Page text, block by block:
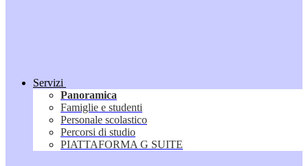
Servizi
Panoramica
Famiglie e studenti
Personale scolastico
Percorsi di studio
PIATTAFORMA G SUITE